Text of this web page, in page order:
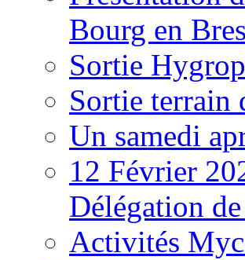
Bourg en
Sortie
Sortie terrain
Un samedi
12 Février
Délégation
Activités